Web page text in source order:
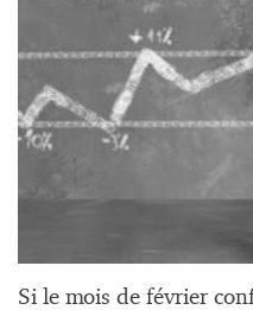
Si le mois de février